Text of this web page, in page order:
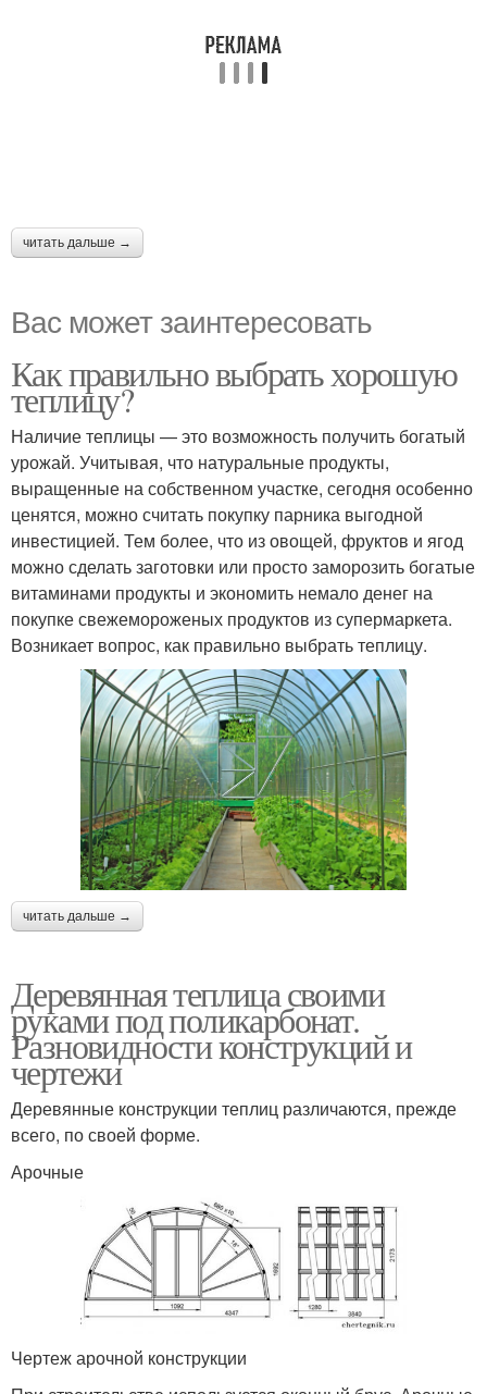
читать дальше →
Вас может заинтересовать
Как правильно выбрать хорошую
теплицу?
Наличие теплицы — это возможность получить богатый
урожай. Учитывая, что натуральные продукты,
выращенные на собственном участке, сегодня особенно
ценятся, можно считать покупку парника выгодной
инвестицией. Тем более, что из овощей, фруктов и ягод
можно сделать заготовки или просто заморозить богатые
витаминами продукты и экономить немало денег на
покупке свежемороженых продуктов из супермаркета.
Возникает вопрос, как правильно выбрать теплицу.
читать дальше →
Деревянная теплица своими
руками под поликарбонат.
Разновидности конструкций и
чертежи
Деревянные конструкции теплиц различаются, прежде
всего, по своей форме.
Арочные
Чертеж арочной конструкции